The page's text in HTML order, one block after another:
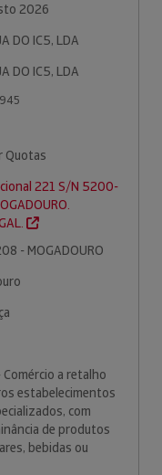
2026
DO IC5, LDA
DO IC5, LDA
Quotas
221 S/N 5200-
- MOGADOURO
a retalho
estabelecimentos
com
de produtos
bebidas ou